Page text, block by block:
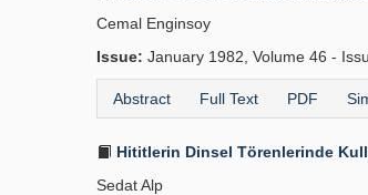
Cemal Enginsoy
Issue: January 1982, Volume 46 -
Abstract Full Text PDF
Hititlerin Dinsel Törenlerinde
Sedat Alp